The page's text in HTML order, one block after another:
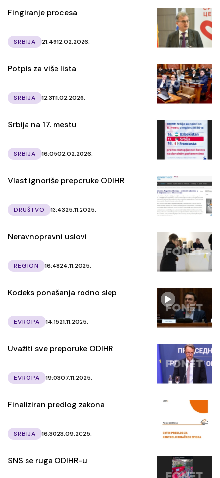
Fingiranje procesa
SRBIJA 21:4912.02.2026.
Potpis za više lista
SRBIJA 12:3111.02.2026.
Srbija na 17. mestu
SRBIJA 16:0502.02.2026.
Vlast ignoriše preporuke ODIHR
DRUŠTVO 13:4325.11.2025.
Neravnopravni uslovi
REGION 16:4824.11.2025.
Kodeks ponašanja rodno slep
EVROPA 14:1521.11.2025.
Uvažiti sve preporuke ODIHR
EVROPA 19:0307.11.2025.
Finaliziran predlog zakona
SRBIJA 16:3023.09.2025.
SNS se ruga ODIHR-u